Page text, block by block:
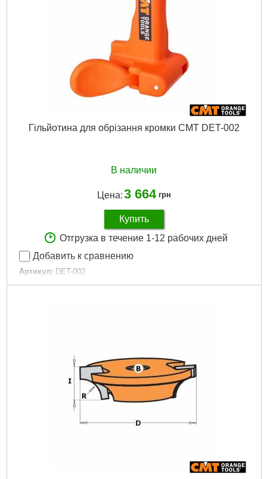
Гільйотина для обрізання кромки CMT DET-002
В наличии
Цена:3 664 грн
Купить
Отгрузка в течение 1-12 рабочих дней
Добавить к сравнению
Артикул: DET-002
Код товара: 30.31.77